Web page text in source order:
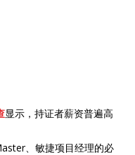
显示，持证者薪资普遍高
、敏捷项目经理的必